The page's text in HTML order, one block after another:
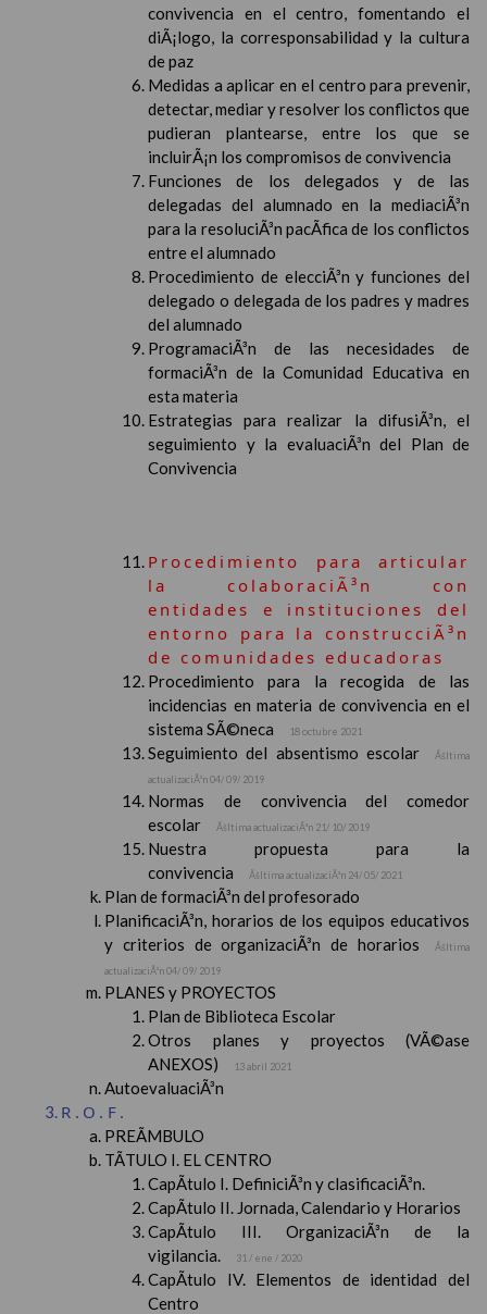
convivencia en el centro, fomentando el
diÃ¡logo, la corresponsabilidad y la cultura
de paz
Medidas a aplicar en el centro para prevenir,
detectar, mediar y resolver los conflictos que
pudieran plantearse, entre los que se
incluirÃ¡n los compromisos de convivencia
Funciones de los delegados y de las
delegadas del alumnado en la mediaciÃ³n
para la resoluciÃ³n pacÃ­fica de los conflictos
entre el alumnado
Procedimiento de elecciÃ³n y funciones del
delegado o delegada de los padres y madres
del alumnado
ProgramaciÃ³n de las necesidades de
formaciÃ³n de la Comunidad Educativa en
esta materia
Estrategias para realizar la difusiÃ³n, el
seguimiento y la evaluaciÃ³n del Plan de
Convivencia
Procedimiento para articular
la colaboraciÃ³n con
entidades e instituciones del
entorno para la construcciÃ³n
de comunidades educadoras
Procedimiento para la recogida de las
incidencias en materia de convivencia en el
sistema SÃ©neca
18 octubre 2021
Seguimiento del absentismo escolar
Ãšltima
actualizaciÃ³n 04/ 09/ 2019
Normas de convivencia del comedor
escolar
Ãšltima actualizaciÃ³n 21/ 10/ 2019
Nuestra propuesta para la
convivencia
Ãšltima actualizaciÃ³n 24/ 05/ 2021
Plan de formaciÃ³n del profesorado
PlanificaciÃ³n, horarios de los equipos educativos
y criterios de organizaciÃ³n de horarios
Ãšltima
actualizaciÃ³n 04/ 09/ 2019
PLANES y PROYECTOS
Plan de Biblioteca Escolar
Otros planes y proyectos (VÃ©ase
ANEXOS)
13 abril 2021
AutoevaluaciÃ³n
R.O.F.
PREÃMBULO
TÃTULO I. EL CENTRO
CapÃ­tulo I. DefiniciÃ³n y clasificaciÃ³n.
CapÃ­tulo II. Jornada, Calendario y Horarios
CapÃ­tulo III. OrganizaciÃ³n de la
vigilancia.
31 / ene / 2020
CapÃ­tulo IV. Elementos de identidad del
Centro